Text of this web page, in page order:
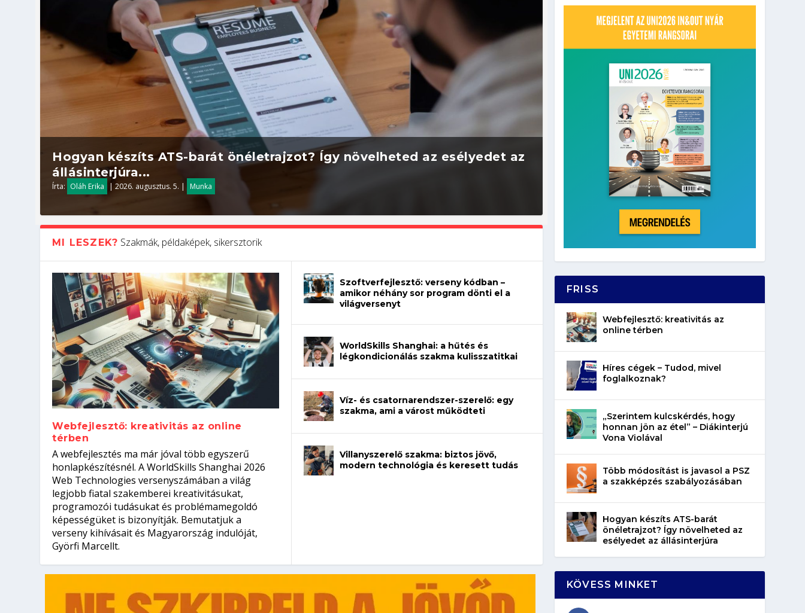
Hogyan készíts ATS-barát önéletrajzot? Így növelheted az esélyedet az
állásinterjúra...
Írta: Oláh Erika |2026. augusztus. 5. | Munka
Kitalálod, mire használják ezeket a gépeket?
Írta: Tóth Mónika |2026. augusztus. 4.| Kvíz
Nem sikerült az egyetemi felvételi? Tanulj szakmát!
Írta: Oláh Erika |2026. augusztus. 4.| Iskolák
Szoftverfejlesztő: verseny kódban – amikor néhány sor program dönti
el a világversenyt...
Írta: Szakmát Szerzek | 2026. augusztus. 3.| Mi leszek?
Digitális detox – hogyan kapcsolódj ki telefon nélkül?
Írta: Oláh Erika |2026. augusztus. 3.| Egészség
MI LESZEK? Szakmák, példaképek, sikersztorik
Webfejlesztő: kreativitás az online
térben
A webfejlesztés ma már jóval több egyszerű
honlapkészítésnél. A WorldSkills Shanghai 2026
Web Technologies versenyszámában a világ
legjobb fiatal szakemberei kreativitásukat,
programozói tudásukat és problémamegoldó
képességüket is bizonyítják. Bemutatjuk a
verseny kihívásait és Magyarország indulóját,
Györfi Marcellt.
Szoftverfejlesztő: verseny kódban –
amikor néhány sor program dönti el a
világversenyt
WorldSkills Shanghai: a hűtés és
légkondicionálás szakma kulisszatitkai
Víz- és csatornarendszer-szerelő: egy
szakma, ami a várost működteti
Villanyszerelő szakma: biztos jövő,
modern technológia és keresett tudás
FRISS
Webfejlesztő: kreativitás az
online térben
Híres cégek – Tudod, mivel
foglalkoznak?
„Szerintem kulcskérdés, hogy
honnan jön az étel” – Diákinterjú
Vona Violával
Több módosítást is javasol a PSZ
a szakképzés szabályozásában
Hogyan készíts ATS-barát
önéletrajzot? Így növelheted az
esélyedet az állásinterjúra
KÖVESS MINKET